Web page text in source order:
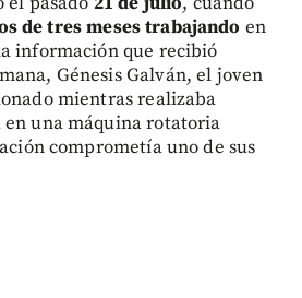
de tres meses trabajando en
información que recibió
Génesis Galván, el joven
mientras realizaba
una máquina rotatoria
comprometía uno de sus